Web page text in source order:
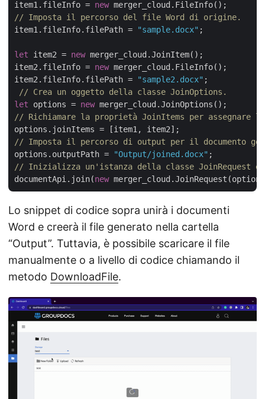
item1.fileInfo = new
// Imposta il percorso del file Word di origine.
item1.fileInfo.filePath =
"sample.docx" ;
let item2 = new merger_cloud.JoinItem();
item2.fileInfo = new merger_cloud.FileInfo();
item2.fileInfo.filePath =
"sample2.docx" ;
// Crea un oggetto della classe JoinOptions.
let options = new
// Richiamare la proprietà JoinItems per assegnare
// Imposta il percorso di output per il documento
options.outputPath =
"Output/joined.docx"
// Inizializza un'istanza della classe JoinRequest
documentApi.join(new
Lo snippet di codice sopra unirà i documenti
Word e creerà il file generato nella cartella
“Output”. Tuttavia, è possibile scaricare il file
manualmente o a livello di codice chiamando il
metodo DownloadFile.